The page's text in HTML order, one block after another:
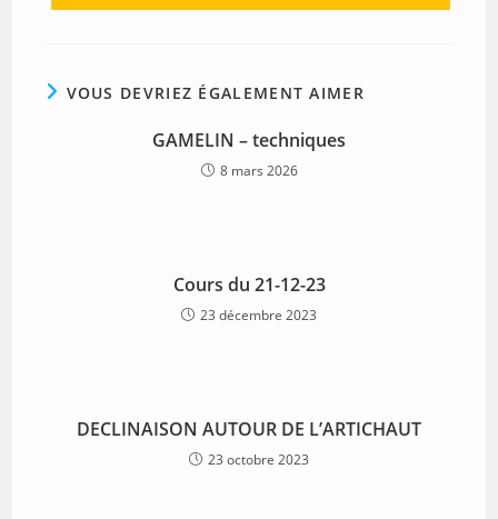
VOUS DEVRIEZ ÉGALEMENT AIMER
GAMELIN – techniques
8 mars 2026
Cours du 21-12-23
23 décembre 2023
DECLINAISON AUTOUR DE L’ARTICHAUT
23 octobre 2023